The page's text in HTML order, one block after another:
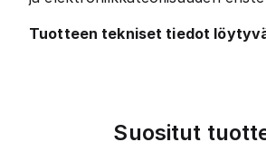
Tuotteen tekniset tiedot
Suositut